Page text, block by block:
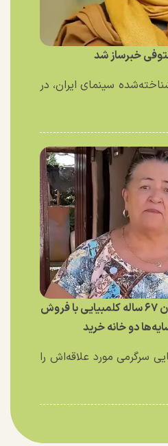
خبرساز شد
سینمای ایران، در
ملکه شایعه کلمبیا؛ زن ۶۷ ساله کلمبیایی با فروش
دو خانه خرید
سرگرمی مورد علاقه‌اش را